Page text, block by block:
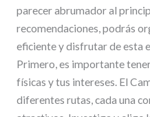
parecer abrumador al
recomendaciones, podrás
eficiente y disfrutar de esta
Primero, es importante
físicas y tus intereses. El
diferentes rutas, cada una